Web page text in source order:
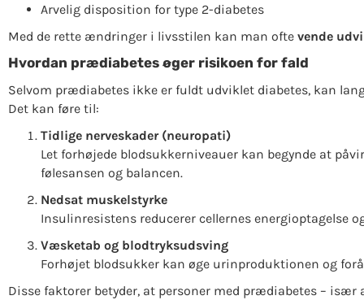
Arvelig disposition for type 2-diabetes
Med de rette ændringer i livsstilen kan man ofte vende
Hvordan prædiabetes øger risikoen for fald
Selvom prædiabetes ikke er fuldt udviklet diabetes, kan
Det kan føre til:
Tidlige nerveskader (neuropati)
Let forhøjede blodsukkerniveauer kan begynde at
følesansen og balancen.
Nedsat muskelstyrke
Insulinresistens reducerer cellernes energioptagelse
Væsketab og blodtryksudsving
Forhøjet blodsukker kan øge urinproduktionen og
Disse faktorer betyder, at personer med prædiabetes –